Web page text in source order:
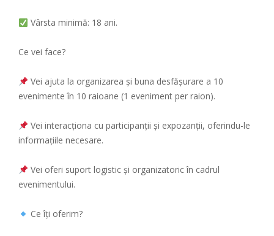
Vârsta minimă: 18 ani.
Ce vei face?
Vei ajuta la organizarea și buna desfășurare a 10
evenimente în 10 raioane (1 eveniment per raion).
Vei interacționa cu participanții și expozanții, oferindu-le
informațiile necesare.
Vei oferi suport logistic și organizatoric în cadrul
evenimentului.
Ce îți oferim?